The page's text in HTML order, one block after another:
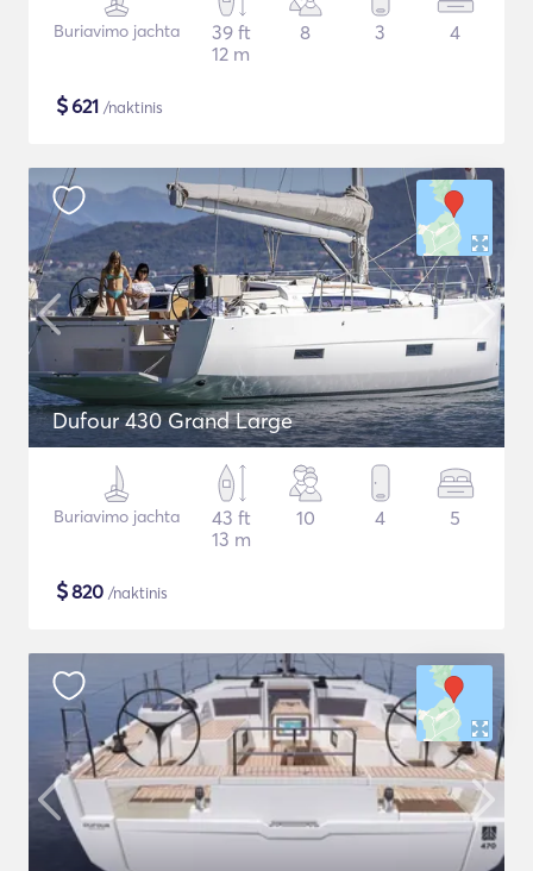
Buriavimo jachta
39 ft
12 m
8 3 4
$621 /naktinis
Dufour 430 Grand Large
Buriavimo jachta
43 ft
13 m
10 4 5
$820 /naktinis